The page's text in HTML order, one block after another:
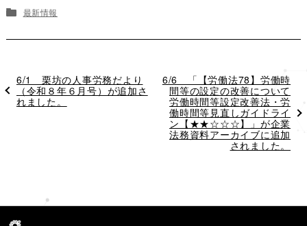
最新情報
過
去
の
6/1 栗坊の人事労務だより
（令和８年６月号）が追加さ
れました。
次
の
投
稿
6/6 「【労働法78】労働時
間等の設定の改善について
労働時間等設定改善法・労
働時間等見直しガイドライ
ン【★★☆☆☆】」が企業
法務資料アーカイブに追加
されました。